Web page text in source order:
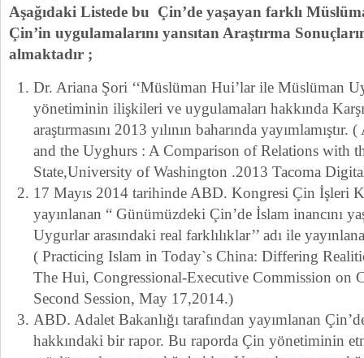
Aşağıdaki Listede bu Çin’de yaşayan farklı
Çin’in uygulamalarını yansıtan Araştırma
almaktadır ;
Dr. Ariana Şori ‘‘Müslüman Hui’lar ile Müslüman
yönetiminin ilişkileri ve uygulamaları hakkında
araştırmasını 2013 yılının baharında
and the Uyghurs : A Comparison of Relations with
State,University of Washington .2013 Tacoma
17 Mayıs 2014 tarihinde ABD. Kongresi Çin İşleri
yayınlanan “ Günümüzdeki Çin’de İslam inancını
Uygurlar arasındaki real farklılıklar’’ adı ile
( Practicing Islam in Today`s China: Differing
The Hui, Congressional-Executive Commission on
Second Session, May 17,2014.)
ABD. Adalet Bakanlığı tarafından yayımlanan
hakkındaki bir rapor. Bu raporda Çin yönetiminin